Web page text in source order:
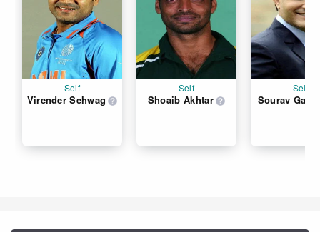
Self
Virender Sehwag
Self
Shoaib Akhtar
Self
Sourav